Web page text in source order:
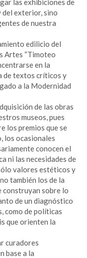
las exhibiciones de
del exterior, sino
de nuestra
edilicio del
Artes “Timoteo
en la
de textos críticos y
a la Modernidad
de las obras
museos, pues
los premios que se
los ocasionales
conocen el
ni las necesidades de
valores estéticos y
también los de la
construyan sobre lo
de un diagnóstico
como de políticas
que orienten la
curadores
base a la